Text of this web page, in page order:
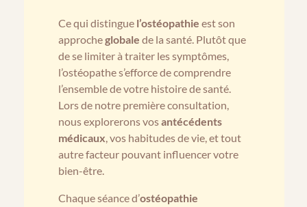
Ce qui distingue l’ostéopathie est son
approcheglobale de la santé. Plutôt que
de se limiter à traiter les symptômes,
l’ostéopathe s’efforce de comprendre
l’ensemble de votre histoire de santé.
Lors de notre première consultation,
nous explorerons vosantécédents
médicaux, vos habitudes de vie, et tout
autre facteur pouvant influencer votre
bien-être.
Chaque séance d’ostéopathie